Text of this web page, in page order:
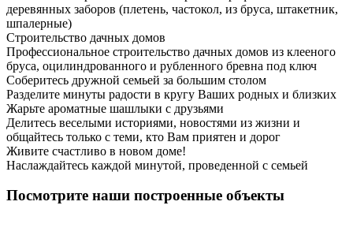
деревянных заборов (плетень, частокол, из бруса, штакетник,
шпалерные)
Строительство дачных домов
Профессиональное строительство дачных домов из клееного
бруса, оцилиндрованного и рубленного бревна под ключ
Соберитесь дружной семьей за большим столом
Разделите минуты радости в кругу Ваших родных и близких
Жарьте ароматные шашлыки с друзьями
Делитесь веселыми историями, новостями из жизни и
общайтесь только с теми, кто Вам приятен и дорог
Живите счастливо в новом доме!
Наслаждайтесь каждой минутой, проведенной с семьей
Посмотрите наши построенные объекты